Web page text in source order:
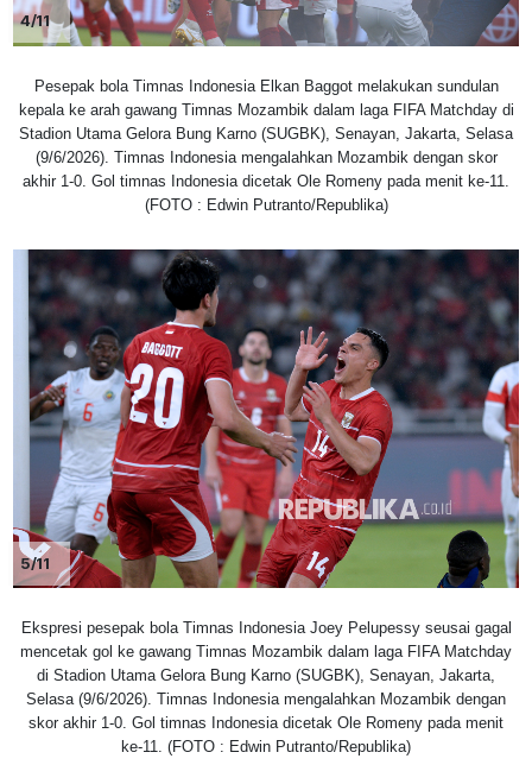
4/11
Pesepak bola Timnas Indonesia Elkan Baggot melakukan sundulan
kepala ke arah gawang Timnas Mozambik dalam laga FIFA Matchday di
Stadion Utama Gelora Bung Karno (SUGBK), Senayan, Jakarta, Selasa
(9/6/2026). Timnas Indonesia mengalahkan Mozambik dengan skor
akhir 1-0. Gol timnas Indonesia dicetak Ole Romeny pada menit ke-11.
(FOTO : Edwin Putranto/Republika)
5/11
Ekspresi pesepak bola Timnas Indonesia Joey Pelupessy seusai gagal
mencetak gol ke gawang Timnas Mozambik dalam laga FIFA Matchday
di Stadion Utama Gelora Bung Karno (SUGBK), Senayan, Jakarta,
Selasa (9/6/2026). Timnas Indonesia mengalahkan Mozambik dengan
skor akhir 1-0. Gol timnas Indonesia dicetak Ole Romeny pada menit
ke-11. (FOTO : Edwin Putranto/Republika)